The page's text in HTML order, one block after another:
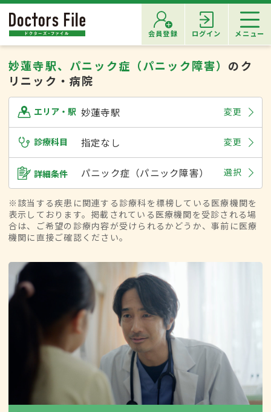
会員登録 ログイン メニュー
妙蓮寺駅、パニック症（パニック障害） のク
リニック・病院
エリア・駅 妙蓮寺駅 変更
診療科目 指定なし 変更
詳細条件 パニック症（パニック障害） 選択
※該当する疾患に関連する診療科を標榜している医療機関を
表示しております。掲載されている医療機関を受診される場
合は、ご希望の診療内容が受けられるかどうか、事前に医療
機関に直接ご確認ください。